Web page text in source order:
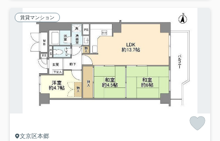
賃貸マンション
文京区本郷